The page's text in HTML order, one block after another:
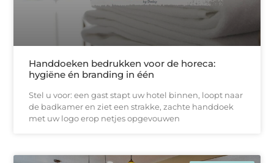
Handdoeken bedrukken voor de horeca:
hygiëne én branding in één
Stel u voor: een gast stapt uw hotel binnen, loopt naar
de badkamer en ziet een strakke, zachtе handdoek
met uw logo erop netjes opgevouwen